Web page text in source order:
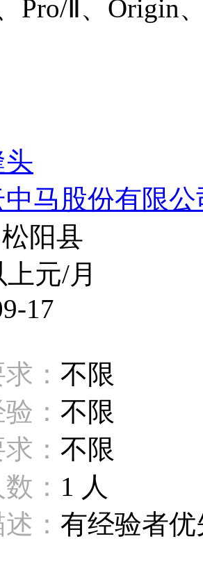
Pro/Ⅱ、Origin
头
马股份有限公
阳县
元/月
17
： 不限
： 不限
： 不限
： 1 人
： 有经验者优